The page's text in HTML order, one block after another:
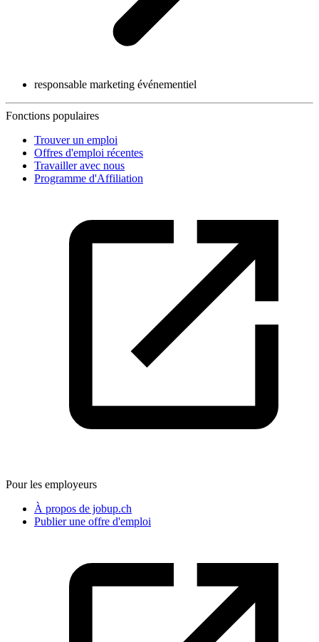
responsable marketing événementiel
Fonctions populaires
Trouver un emploi
Offres d'emploi récentes
Travailler avec nous
Programme d'Affiliation
Pour les employeurs
À propos de jobup.ch
Publier une offre d'emploi